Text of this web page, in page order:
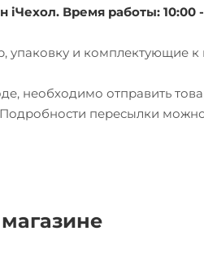
iЧехол. Время работы: 10:00
упаковку и комплектующие к
необходимо отправить
пересылки